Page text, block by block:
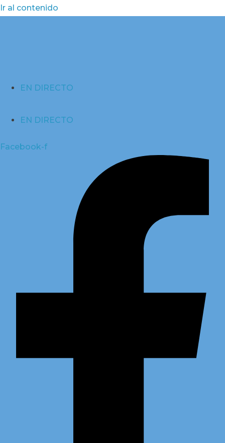
Ir al contenido
EN DIRECTO
EN DIRECTO
Facebook-f